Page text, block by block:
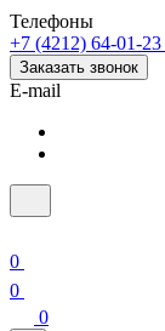
Телефоны
+7 (4212) 64-01-23
Заказать звонок
E-mail
0
0
0